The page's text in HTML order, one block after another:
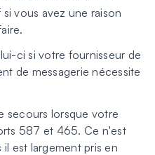
vous avez une raison
ci si votre fournisseur de
de messagerie nécessite
secours lorsque votre
587 et 465. Ce n'est
est largement pris en